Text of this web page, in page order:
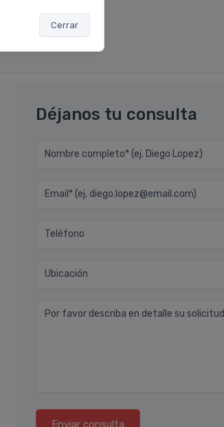
Cerrar
Déjanos tu consulta
Nombre completo* (ej. Diego Lopez)
Email* (ej. diego.lopez@email.com)
Teléfono
Ubicación
Por favor describa en detalle su solicitud
Enviar consulta